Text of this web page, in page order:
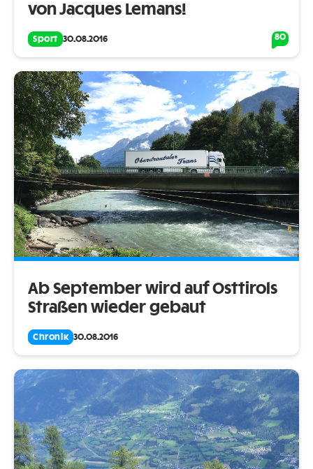
von Jacques Lemans!
Sport 30.08.2016 80
Ab September wird auf Osttirols
Straßen wieder gebaut
Chronik 30.08.2016